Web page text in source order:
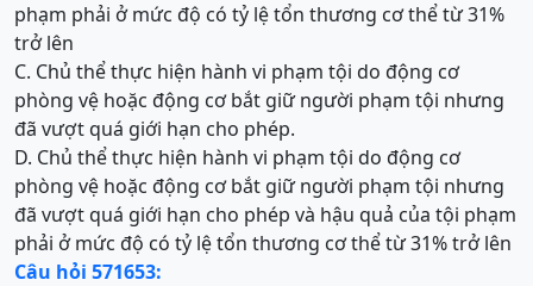
phạm phải ở mức độ có tỷ lệ tổn thương cơ thể từ 31%
trở lên
C. Chủ thể thực hiện hành vi phạm tội do động cơ
phòng vệ hoặc động cơ bắt giữ người phạm tội nhưng
đã vượt quá giới hạn cho phép.
D. Chủ thể thực hiện hành vi phạm tội do động cơ
phòng vệ hoặc động cơ bắt giữ người phạm tội nhưng
đã vượt quá giới hạn cho phép và hậu quả của tội phạm
phải ở mức độ có tỷ lệ tổn thương cơ thể từ 31% trở lên
Câu hỏi 571653: